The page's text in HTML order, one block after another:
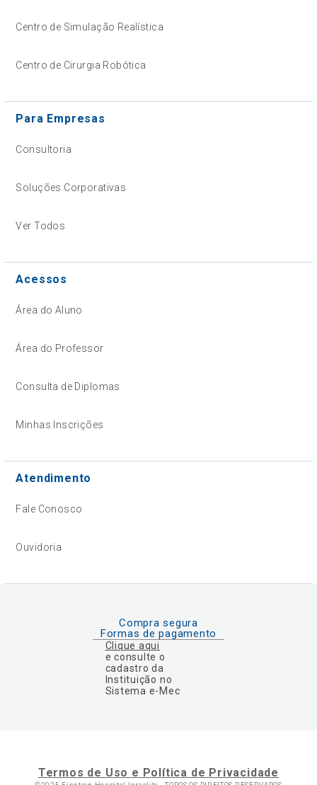
Centro de Simulação Realística
Centro de Cirurgia Robótica
Para Empresas
Consultoria
Soluções Corporativas
Ver Todos
Acessos
Área do Aluno
Área do Professor
Consulta de Diplomas
Minhas Inscrições
Atendimento
Fale Conosco
Ouvidoria
Compra segura
Formas de pagamento
Clique aqui
e consulte o
cadastro da
Instituição no
Sistema e-Mec
Termos de Uso e Política de Privacidade